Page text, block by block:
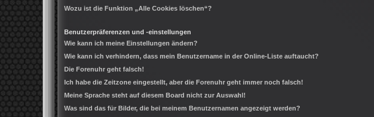
Wozu ist die Funktion „Alle Cookies löschen“?
Benutzerpräferenzen und -einstellungen
Wie kann ich meine Einstellungen ändern?
Wie kann ich verhindern, dass mein Benutzername in der Online-Liste auftaucht?
Die Forenuhr geht falsch!
Ich habe die Zeitzone eingestellt, aber die Forenuhr geht immer noch falsch!
Meine Sprache steht auf diesem Board nicht zur Auswahl!
Was sind das für Bilder, die bei meinem Benutzernamen angezeigt werden?